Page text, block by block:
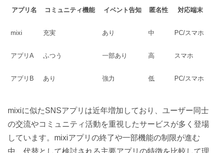
アプリ名 コミュニティ機能 イベント告知 匿名性 対応端末
mixi 充実 あり 中 PC/スマホ
アプリA ふつう 一部あり 高 スマホ
アプリB あり 強力 低 PC/スマホ
mixiに似たSNSアプリは近年増加しており、ユーザー同士
の交流やコミュニティ活動を重視したサービスが多く登場
しています。mixiアプリの終了や一部機能の制限が進む
中、代替として検討される主要アプリの特徴を比較して理